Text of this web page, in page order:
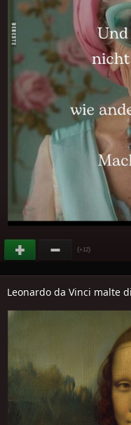
(+12)
Leonardo da Vinci malte